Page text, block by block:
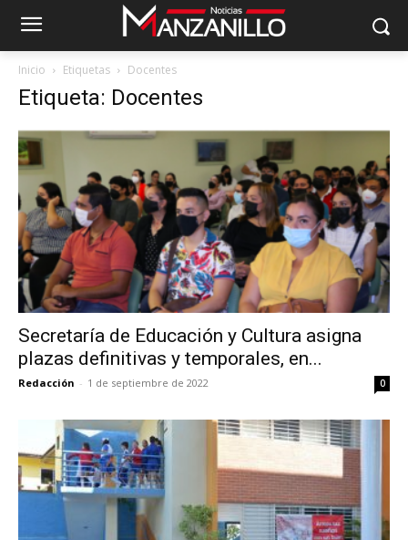
Inicio Etiquetas Docentes
Etiqueta: Docentes
Secretaría de Educación y Cultura asigna
plazas definitivas y temporales, en...
Redacción - 1 de septiembre de 2022 0